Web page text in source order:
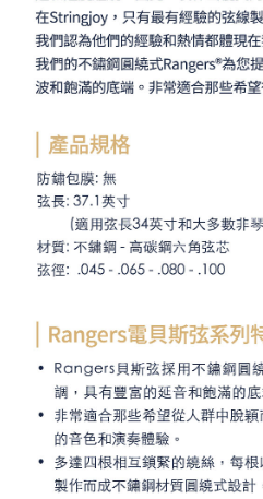
「AFTEE先享後付」，若未經同意申辦
任。
４．使用「AFTEE先享後付」時，將依
時審查核予不同之上限額度；若仍有額
請求用戶進行身份認證。
恩沛科技股份有限公司將有權停止該用